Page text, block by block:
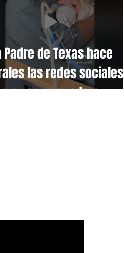
Padre de Texas hace
las redes sociales
su conmovedora